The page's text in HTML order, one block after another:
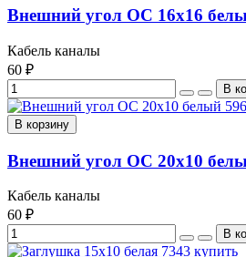
Внешний угол ОС 16х16
Кабель каналы
60 ₽
В корзину
Внешний угол ОС 20х10
Кабель каналы
60 ₽